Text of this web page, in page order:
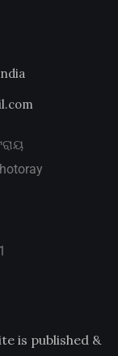
is published &